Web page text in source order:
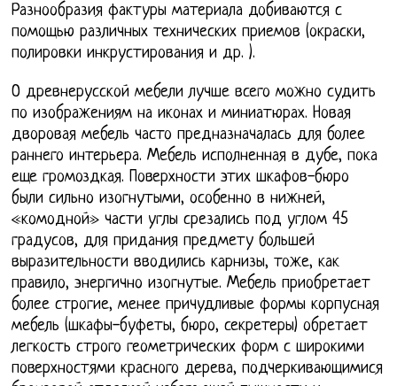
Разнообразия фактуры материала добиваются с
помощью различных технических приемов (окраски,
полировки инкрустирования и др. ).
О древнерусской мебели лучше всего можно судить
по изображениям на иконах и миниатюрах. Новая
дворовая мебель часто предназначалась для более
раннего интерьера. Мебель исполненная в дубе, пока
еще громоздкая. Поверхности этих шкафов-бюро
были сильно изогнутыми, особенно в нижней,
«комодной» части углы срезались под углом 45
градусов, для придания предмету большей
выразительности вводились карнизы, тоже, как
правило, энергично изогнутые. Мебель приобретает
более строгие, менее причудливые формы корпусная
мебель (шкафы-буфеты, бюро, секретеры) обретает
легкость строго геометрических форм с широкими
поверхностями красного дерева, подчеркивающимися